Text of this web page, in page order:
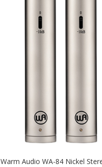
Warm Audio WA-84 Nickel